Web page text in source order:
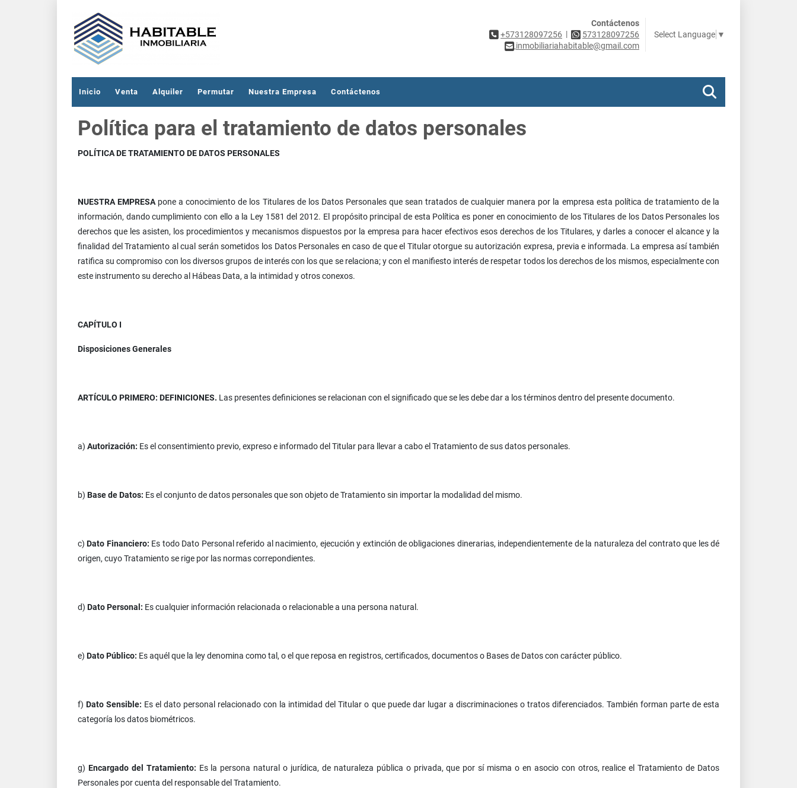
Contáctenos
+573128097256 |
573128097256
inmobiliariahabitable@gmail.com
Select Language ▼
Inicio Venta Alquiler Permutar Nuestra Empresa Contáctenos
Política para el tratamiento de datos personales
POLÍTICA DE TRATAMIENTO DE DATOS PERSONALES
NUESTRA EMPRESA pone a conocimiento de los Titulares de los Datos Personales que sean tratados de cualquier manera por la empresa esta política de tratamiento de la
información, dando cumplimiento con ello a la Ley 1581 del 2012. El propósito principal de esta Política es poner en conocimiento de los Titulares de los Datos Personales los
derechos que les asisten, los procedimientos y mecanismos dispuestos por la empresa para hacer efectivos esos derechos de los Titulares, y darles a conocer el alcance y la
finalidad del Tratamiento al cual serán sometidos los Datos Personales en caso de que el Titular otorgue su autorización expresa, previa e informada. La empresa así también
ratifica su compromiso con los diversos grupos de interés con los que se relaciona; y con el manifiesto interés de respetar todos los derechos de los mismos, especialmente con
este instrumento su derecho al Hábeas Data, a la intimidad y otros conexos.
CAPÍTULO I
Disposiciones Generales
ARTÍCULO PRIMERO: DEFINICIONES. Las presentes definiciones se relacionan con el significado que se les debe dar a los términos dentro del presente documento.
a) Autorización: Es el consentimiento previo, expreso e informado del Titular para llevar a cabo el Tratamiento de sus datos personales.
b) Base de Datos: Es el conjunto de datos personales que son objeto de Tratamiento sin importar la modalidad del mismo.
c)Dato Financiero: Es todo Dato Personal referido al nacimiento, ejecución y extinción de obligaciones dinerarias, independientemente de la naturaleza del contrato que les dé
origen, cuyo Tratamiento se rige por las normas correpondientes.
d) Dato Personal: Es cualquier información relacionada o relacionable a una persona natural.
e) Dato Público: Es aquél que la ley denomina como tal, o el que reposa en registros, certificados, documentos o Bases de Datos con carácter público.
f)Dato Sensible: Es el dato personal relacionado con la intimidad del Titular o que puede dar lugar a discriminaciones o tratos diferenciados. También forman parte de esta
categoría los datos biométricos.
g) Encargado del Tratamiento: Es la persona natural o jurídica, de naturaleza pública o privada, que por sí misma o en asocio con otros, realice el Tratamiento de Datos
Personales por cuenta del responsable del Tratamiento.